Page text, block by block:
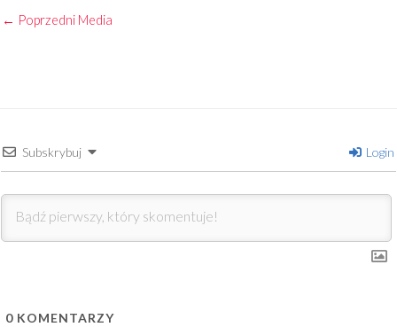
← Poprzedni Media
Subskrybuj Login
0 KOMENTARZY